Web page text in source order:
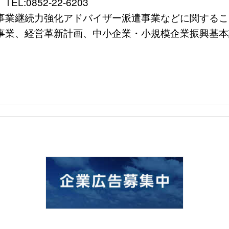
継続力強化アドバイザー派遣事業などに関する
、経営革新計画、中小企業・小規模企業振興基